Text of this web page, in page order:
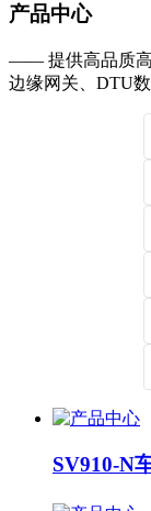
产品中心
—— 提供高品质高
边缘网关、DTU
SV910-N